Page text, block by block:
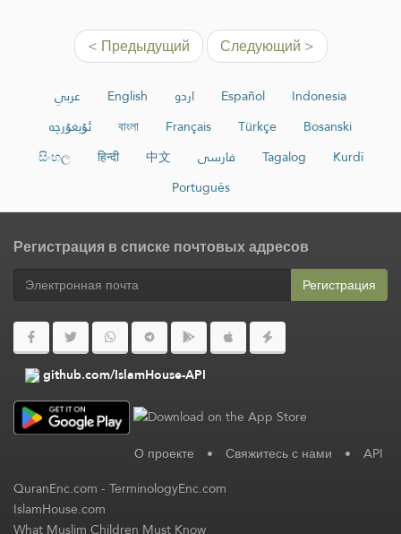
< Предыдущий Следующий >
عربي English اردو Español
Indonesia
ئۇيغۇرچە
বাংলা Français Türkçe
Bosanski
සිංහල
हिन्दी 中文 فارسی Tagalog
Kurdî
Português
Регистрация в списке почтовых адресов
Регистрация
github.com/IslamHouse-API
О проекте • Свяжитесь с нами • API
QuranEnc.com-TerminologyEnc.com
IslamHouse.com